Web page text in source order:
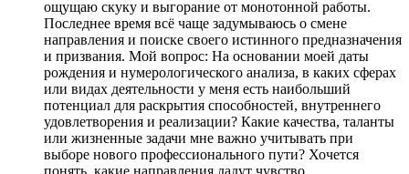
ощущаю скуку и выгорание от монотонной работы.
Последнее время всё чаще задумываюсь о смене
направления и поиске своего истинного предназначения
и призвания. Мой вопрос: На основании моей даты
рождения и нумерологического анализа, в каких сферах
или видах деятельности у меня есть наибольший
потенциал для раскрытия способностей, внутреннего
удовлетворения и реализации? Какие качества, таланты
или жизненные задачи мне важно учитывать при
выборе нового профессионального пути? Хочется
понять, какие направления дадут чувство